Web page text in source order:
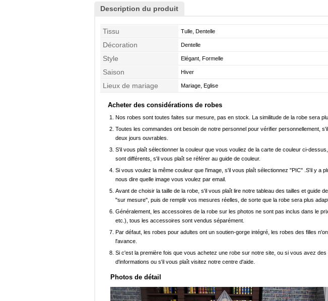
Description du produit
Tissu Tulle, Dentelle
Décoration Dentelle
Style Elégant, Formelle
Saison Hiver
Lieux de mariage Mariage, Eglise
Acheter des considérations de robes
Nos robes sont toutes faites sur mesure, pas en stock. La similitude de la robe sera
Toutes les commandes ont besoin de notre personnel pour vérifier personnellement,
deux jours ouvrables.
S'il vous plaît sélectionner la couleur que vous vouliez de la carte de couleur ci-
sont différents, s'il vous plaît se référer au guide de couleur.
Si vous voulez la même couleur que l'image, s'il vous plaît sélectionnez "PIC" .S'il y
nous dire quelle image vous voulez par email.
Avant de choisir la taille de la robe, s'il vous plaît lire notre tableau des tailles et
"sur mesure", puis de remplir vos mesures réelles, de sorte que la robe sera plus
Généralement, les accessoires de la robe sur les photos ne sont pas inclus dans le
etc.), tous les accessoires sont vendus séparément.
Par défaut, les robes pour adultes ont un soutien-gorge intégré, les robes des filles
l'avance.
Si c'est la première fois que vous achetez une robe sur notre site, ou si vous avez
d'informations ou s'il vous plaît visitez notre centre d'aide.
Photos de détail